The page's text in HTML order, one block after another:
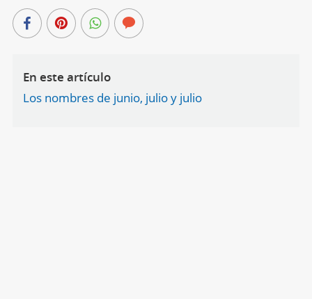
En este artículo
Los nombres de junio, julio y julio